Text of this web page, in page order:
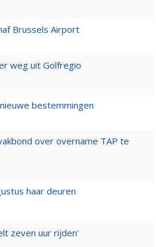
Brussels Airport
weg uit Golfregio
bestemmingen
over overname TAP te
haar deuren
zeven uur rijden'